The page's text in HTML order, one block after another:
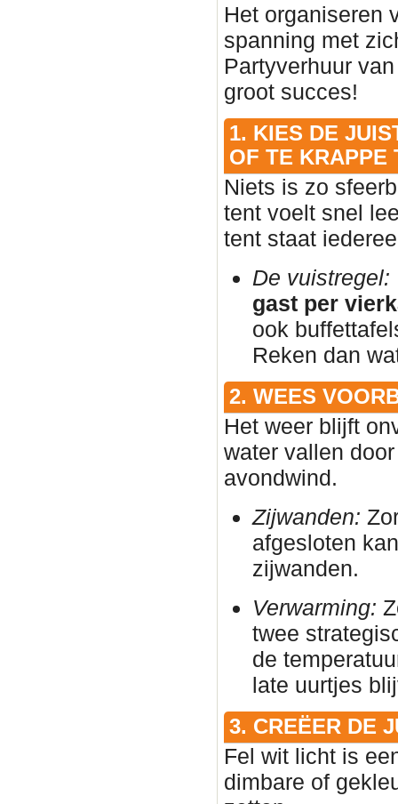
Het organiseren
spanning met
Partyverhuur
groot succes!
1. KIES DE
OF TE KRAPPE
Niets is zo
tent voelt snel
tent staat
De vuistregel:
gast per
ook
Reken dan
2. WEES
Het weer blijft
water vallen
avondwind.
Zijwanden:
afgesloten
zijwanden.
Verwarming:
twee
de
late uurtjes
3. CREËER DE
Fel wit licht is
dimbare of